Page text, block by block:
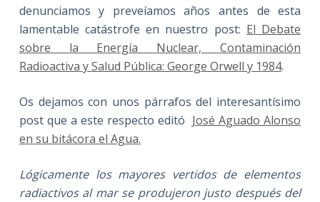
denunciamos y preveíamos años antes de esta
lamentable catástrofe en nuestro post: El Debate
sobre la Energía Nuclear, Contaminación
Radioactiva y Salud Pública: George Orwell y 1984.
Os dejamos con unos párrafos del interesantísimo
post que a este respecto editó José Aguado Alonso
en su bitácora el Agua.
Lógicamente los mayores vertidos de elementos
radiactivos al mar se produjeron justo después del